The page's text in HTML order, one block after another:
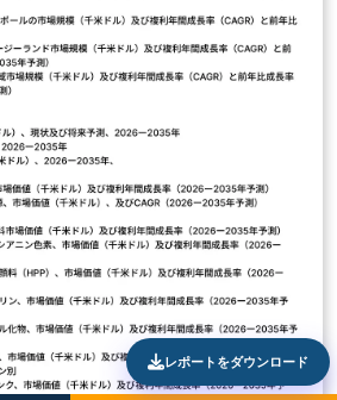
レポートをダウンロード